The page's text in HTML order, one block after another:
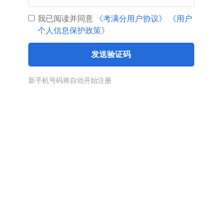
我已阅读并同意 《考满分用户协议》
《用户
个人信息保护政策》
发送验证码
新手机号码将自动开始注册